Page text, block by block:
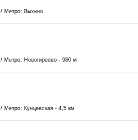
/ Метро: Выхино
/ Метро: Новогиреево - 980 м
/ Метро: Кунцевская - 4,5 км